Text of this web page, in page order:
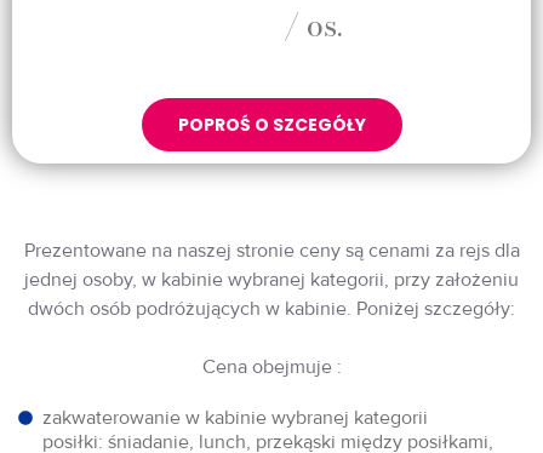
/ os.
POPROŚ O SZCEGÓŁY
Prezentowane na naszej stronie ceny są cenami za rejs dla
jednej osoby, w kabinie wybranej kategorii, przy założeniu
dwóch osób podróżujących w kabinie. Poniżej szczegóły:
Cena obejmuje :
zakwaterowanie w kabinie wybranej kategorii
posiłki: śniadanie, lunch, przekąski między posiłkami,